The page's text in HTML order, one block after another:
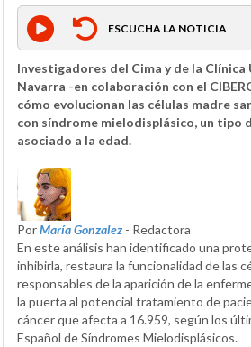
ESCUCHA LA NOTICIA
Investigadores del Cima y de la Clínica
Navarra -en colaboración con el
cómo evolucionan las células madre
con síndrome mielodisplásico, un tipo
asociado a la edad.
PorMaría Gonzalez - Redactora
En este análisis han identificado una
inhibirla, restaura la funcionalidad de las
responsables de la aparición de la
la puerta al potencial tratamiento de
cáncer que afecta a 16.959, según los
Español de Síndromes Mielodisplásicos.